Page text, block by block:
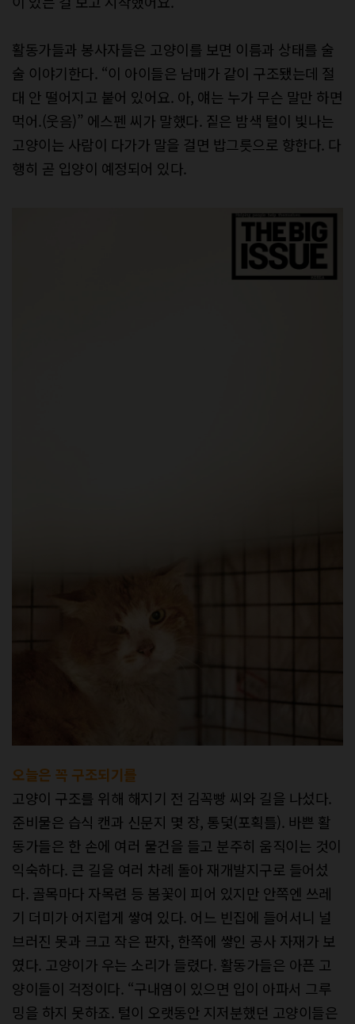
활동가들과 봉사자들은 고양이를 보면 이름과 상태를 술
술 이야기한다. “이 아이들은 남매가 같이 구조됐는데 절
대 안 떨어지고 붙어 있어요. 아, 얘는 누가 무슨 말만 하면
먹어.(웃음)” 에스펜 씨가 말했다. 짙은 밤색 털이 빛나는
고양이는 사람이 다가가 말을 걸면 밥그릇으로 향한다. 다
행히 곧 입양이 예정되어 있다.
오늘은 꼭 구조되기를
고양이 구조를 위해 해지기 전 김꼭빵 씨와 길을 나섰다.
준비물은 습식 캔과 신문지 몇 장, 통덫(포획틀). 바쁜 활
동가들은 한 손에 여러 물건을 들고 분주히 움직이는 것이
익숙하다. 큰 길을 여러 차례 돌아 재개발지구로 들어섰
다. 골목마다 자목련 등 봄꽃이 피어 있지만 안쪽엔 쓰레
기 더미가 어지럽게 쌓여 있다. 어느 빈집에 들어서니 널
브러진 못과 크고 작은 판자, 한쪽에 쌓인 공사 자재가 보
였다. 고양이가 우는 소리가 들렸다. 활동가들은 아픈 고
양이들이 걱정이다. “구내염이 있으면 입이 아파서 그루
밍을 하지 못하죠. 털이 오랫동안 지저분했던 고양이들은